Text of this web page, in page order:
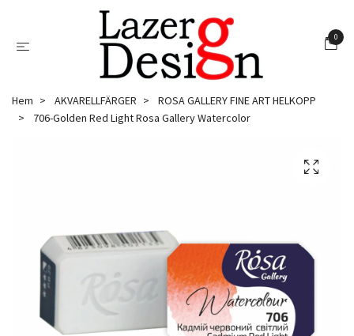
0
Hem AKVARELLFÄRGER
ROSA GALLERY FINE ART HELKOPP
706-Golden Red Light Rosa Gallery Watercolor